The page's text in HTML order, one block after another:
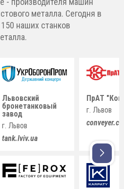
металла. Сегодня в
наших станков
Львовский
бронетанковый
завод
г. Львов
tank.lviv.ua
ПрАТ
г. Львов